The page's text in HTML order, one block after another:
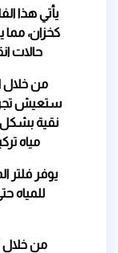
يأتي هذا
كخزان،
حالات
من خلال
ستعيش
نقية
مياه
يوفر فلتر
للمياه
من خلال